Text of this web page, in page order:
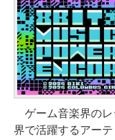
ゲーム音楽界のレ
界で活躍するアー